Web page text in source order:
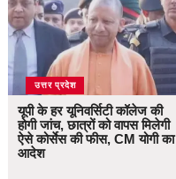
उत्तर प्रदेश
यूपी के हर यूनिवर्सिटी कॉलेज की
होगी जांच, छात्रों को वापस मिलेगी
ऐसे कोर्सेस की फीस, CM योगी का
आदेश